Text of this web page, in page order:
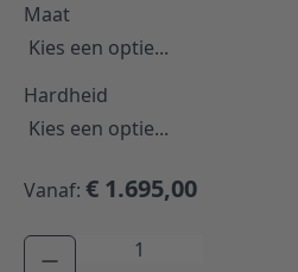
Maat
Hardheid
Vanaf: € 1.695,00
Aantal